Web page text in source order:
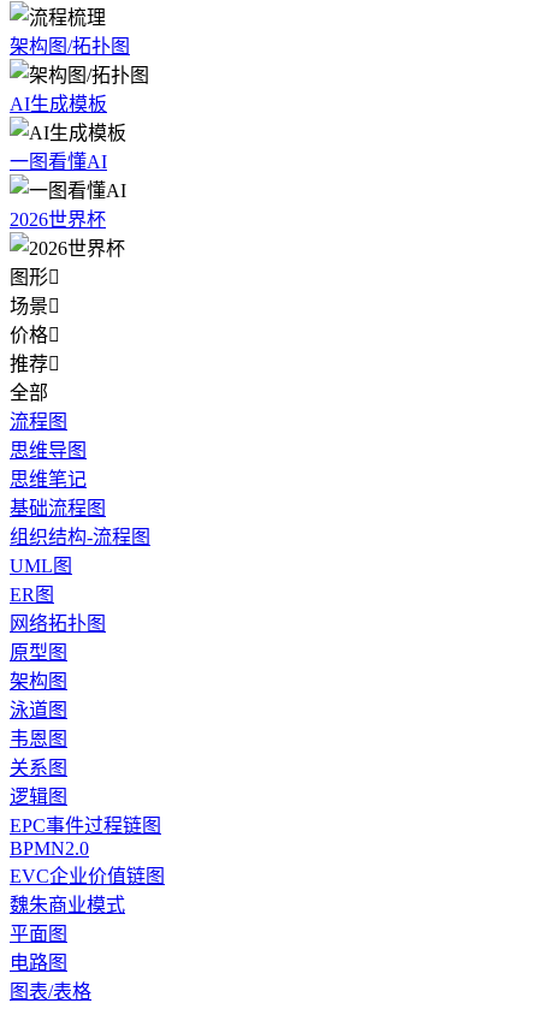
架构图/拓扑图
AI生成模板
一图看懂AI
2026世界杯
图形
场景
价格
推荐
全部
流程图
思维导图
思维笔记
基础流程图
组织结构-流程图
UML图
ER图
网络拓扑图
原型图
架构图
泳道图
韦恩图
关系图
逻辑图
EPC事件过程链图
BPMN2.0
EVC企业价值链图
魏朱商业模式
平面图
电路图
图表/表格